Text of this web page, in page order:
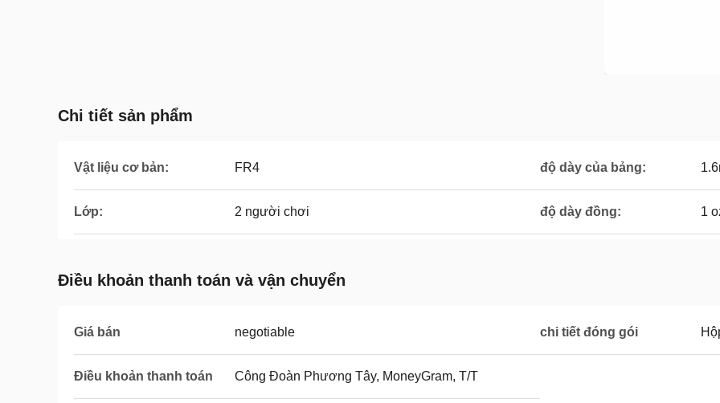
Chi tiết sản phẩm
Vật liệu cơ bản: FR4 độ dày của bảng:
Lớp: 2 người chơi độ dày đồng: 1
Điều khoản thanh toán và vận chuyển
Giá bán negotiable chi tiết đóng gói
Điều khoản thanh toán Công Đoàn Phương Tây, MoneyGram, T/T